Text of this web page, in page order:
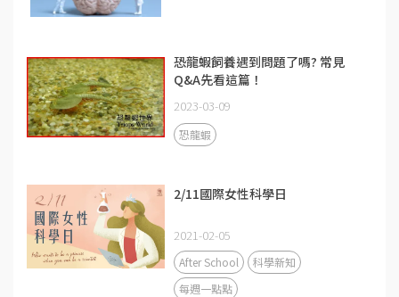
恐龍蝦飼養遇到問題了嗎? 常見
Q&A先看這篇！
2023-03-09
恐龍蝦
2/11國際女性科學日
2021-02-05
After School
科學新知
每週一點點